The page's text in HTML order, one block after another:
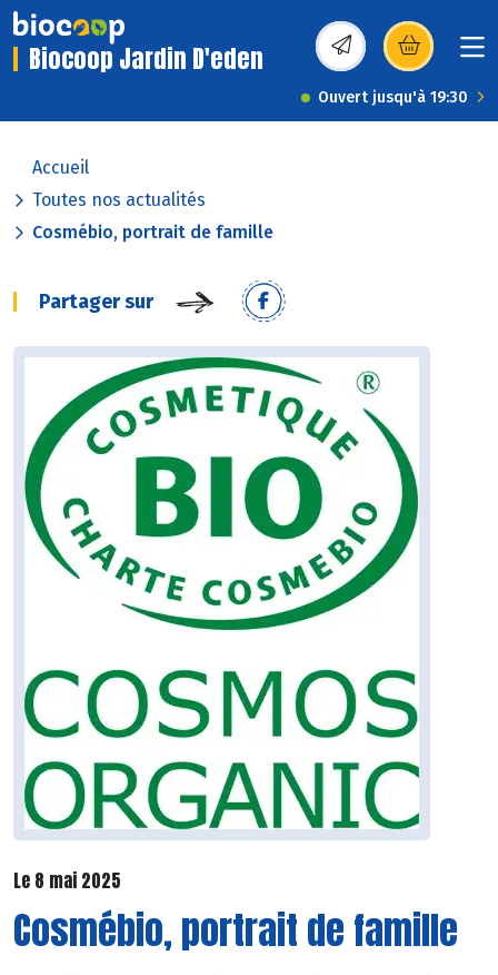
Biocoop Jardin D'eden (s’ouvre dans une
Ouvert jusqu'à 19:30
Accueil
Toutes nos actualités
Cosmébio, portrait de famille
Partager sur
Le 8 mai 2025
Cosmébio, portrait de famille